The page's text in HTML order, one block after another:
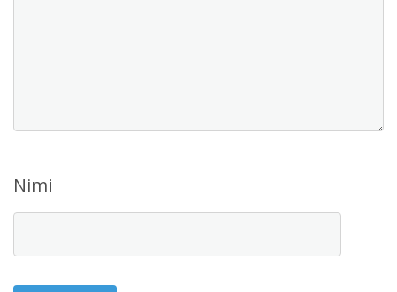
Nimi